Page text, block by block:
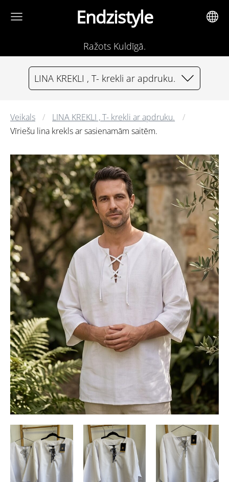
Endzistyle
Ražots Kuldīgā.
LINA KREKLI , T- krekli ar apdruku.
Veikals
LINA KREKLI , T- krekli ar apdruku.
Vīriešu lina krekls ar sasienamām saitēm.